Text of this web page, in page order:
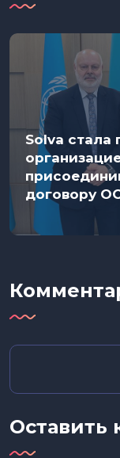
Solva
договору
Оставить